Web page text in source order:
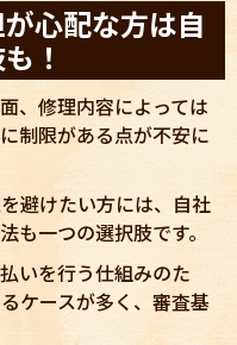
心配な方は自
！
、修理内容によっては
制限がある点が不安に
避けたい方には、自社
も一つの選択肢です。
いを行う仕組みのた
ケースが多く、審査基